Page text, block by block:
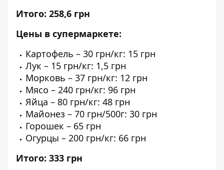
Итого: 258,6 грн
Цены в супермаркете:
Картофель – 30 грн/кг: 15 грн
Лук – 15 грн/кг: 1,5 грн
Морковь – 37 грн/кг: 12 грн
Мясо – 240 грн/кг: 96 грн
Яйца – 80 грн/кг: 48 грн
Майонез – 70 грн/500г: 30 грн
Горошек – 65 грн
Огурцы – 200 грн/кг: 66 грн
Итого: 333 грн